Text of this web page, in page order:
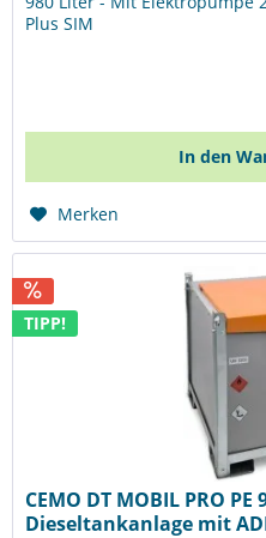
Plus SIM
In den
Merken
TIPP!
CEMO DT MOBIL PRO PE
Dieseltankanlage mit